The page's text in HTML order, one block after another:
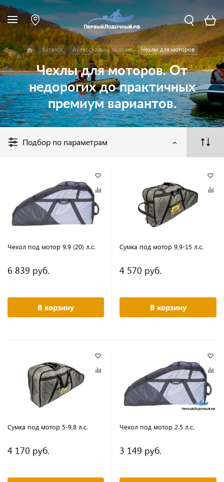
Каталог Аксессуары к лодкам Чехлы для моторов
Чехлы для моторов. От
недорогих до практичных
премиум вариантов.
Подбор по параметрам
Чехол под мотор 9.9 (20) л.с.
6 839 руб.
В корзину
Сумка под мотор 9,9-15 л.с.
4 570 руб.
В корзину
Сумка под мотор 5-9,8 л.с.
4 170 руб.
Чехол под мотор 2.5 л.с.
3 149 руб.